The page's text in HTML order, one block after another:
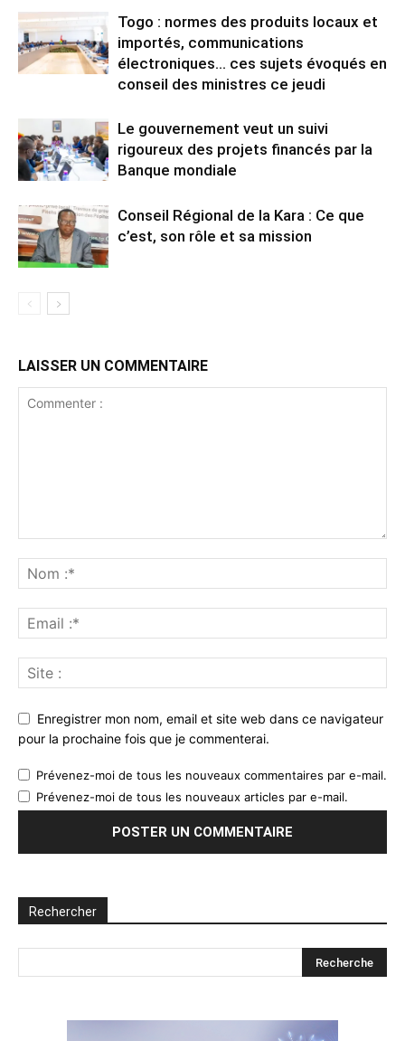
Togo : normes des produits locaux et
importés, communications
électroniques… ces sujets évoqués en
conseil des ministres ce jeudi
Le gouvernement veut un suivi
rigoureux des projets financés par la
Banque mondiale
Conseil Régional de la Kara : Ce que
c’est, son rôle et sa mission
LAISSER UN COMMENTAIRE
Enregistrer mon nom, email et site web dans ce navigateur
pour la prochaine fois que je commenterai.
Prévenez-moi de tous les nouveaux commentaires par e-mail.
Prévenez-moi de tous les nouveaux articles par e-mail.
Rechercher